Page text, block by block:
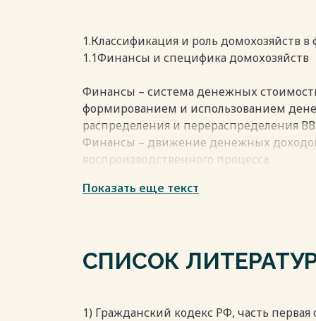
потребителей, наемных работников,
капитала, земли и средств производства.
Весь текст будет доступенпосле
1.Классификация и роль домохозяйств
1.1Финансы и специфика домохозяйств
Финансы – система денежных
формированием и использованием
распределения и перераспределения
Финансы – движение денежных
воспроизводственного процесса.
1. формирование денежных доходов;
Финансовая система (структура)
? Финансы некоммерческих
Показать еще текст
СПИСОК
1) Гражданский кодекс РФ, часть первая